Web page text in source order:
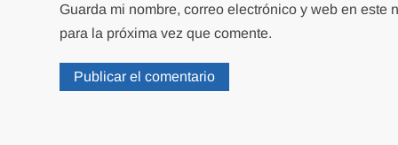
Guarda mi nombre, correo electrónico y web en este
para la próxima vez que comente.